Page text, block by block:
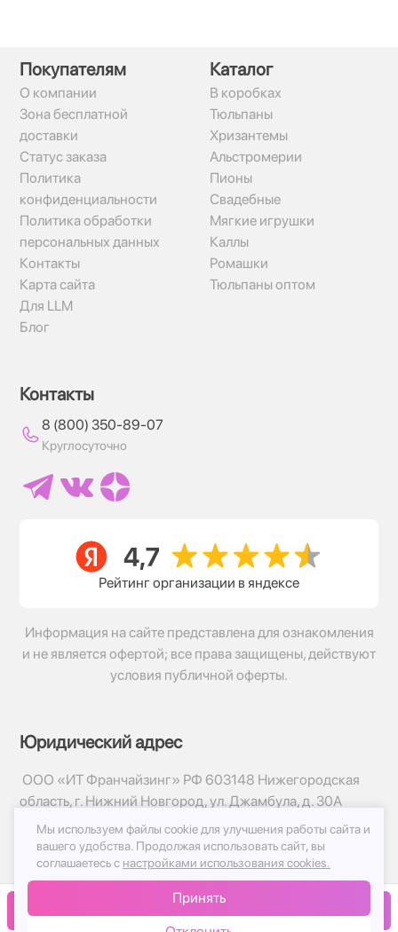
В корзину
Покупателям
О компании
Зона бесплатной
доставки
Статус заказа
Политика
конфиденциальности
Политика обработки
персональных данных
Контакты
Карта сайта
Для LLM
Блог
Каталог
В коробках
Тюльпаны
Хризантемы
Альстромерии
Пионы
Свадебные
Мягкие игрушки
Каллы
Ромашки
Тюльпаны оптом
Контакты
8 (800) 350-89-07
Круглосуточно
Рейтинг организации в яндексе
Информация на сайте представлена для ознакомления
и не является офертой; все права защищены, действуют
условия публичной оферты.
Юридический адрес
ООО «ИТ Франчайзинг» РФ 603148 Нижегородская
область, г. Нижний Новгород, ул. Джамбула, д. 30А
© 2017-2026г, База Цветов 24.ру
Политика конфиденциальности
Публичная оферта
Мы используем файлы cookie для улучшения работы сайта и
вашего удобства. Продолжая использовать сайт, вы
соглашаетесь с настройками использования cookies.
Принять